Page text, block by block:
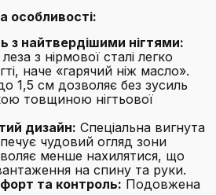
особливості:
з найтвердішими нігтями:
з нірмової сталі легко
наче «гарячий ніж масло».
1,5 см дозволяє без зусиль
товщиною нігтьової
дизайн: Спеціальна вигнута
чудовий огляд зони
менше нахилятися, що
на спину та руки.
та контроль: Подовжена